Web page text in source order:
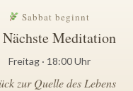
Sabbat beginnt
Nächste Meditation
Freitag · 18:00 Uhr
zur Quelle des Lebens